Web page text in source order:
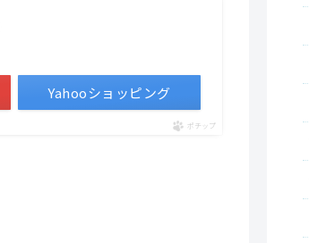
Yahooショッピング
ポチップ